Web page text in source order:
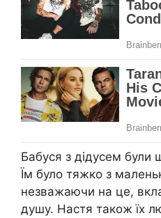
Бабуся з дідусем були
Їм було тяжко з
незважаючи на це,
душу. Настя також їх